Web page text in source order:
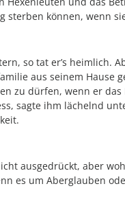
können, wenn
so tat er’s heimlich.
aus seinem Hause
zu dürfen, wenn er das
sagte ihm lächelnd
ausgedrückt, aber
es um Aberglauben